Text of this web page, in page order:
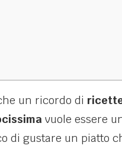
un ricordo di
vuole essere
di gustare un piatto